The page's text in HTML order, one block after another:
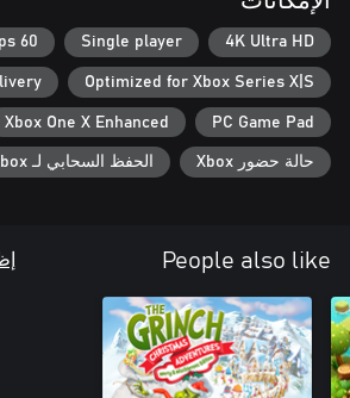
4K Ultra HD
Single player
60 fps+
Optimized for Xbox Series X|S
PC Game Pad
Xbox One X Enhanced
حالة حضور Xbox الحفظ السحابي لـ Xbox
People also like